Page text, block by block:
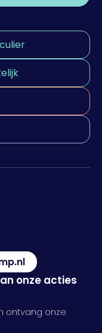
onze acties
ontvang onze